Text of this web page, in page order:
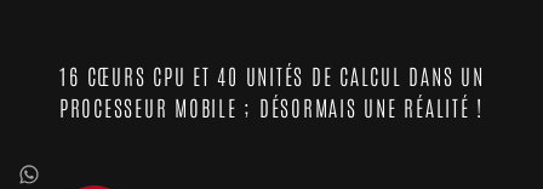
16 CŒURS CPU ET 40 UNITÉS DE CALCUL DANS UN
PROCESSEUR MOBILE ; DÉSORMAIS UNE RÉALITÉ !